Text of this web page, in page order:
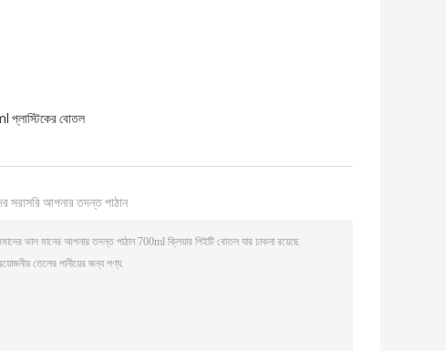
বোতল
সরাসরি আপনার তদন্ত পাঠান